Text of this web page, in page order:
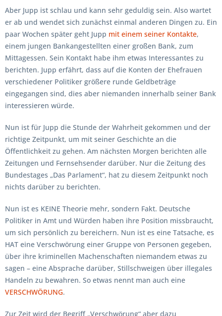
Aber Jupp ist schlau und kann sehr geduldig sein. Also wartet
er ab und wendet sich zunächst einmal anderen Dingen zu. Ein
paar Wochen später geht Jupp mit einem seiner Kontakte,
einem jungen Bankangestellten einer großen Bank, zum
Mittagessen. Sein Kontakt habe ihm etwas Interessantes zu
berichten. Jupp erfährt, dass auf die Konten der Ehefrauen
verschiedener Politiker größere runde Geldbeträge
eingegangen sind, dies aber niemanden innerhalb seiner Bank
interessieren würde.
Nun ist für Jupp die Stunde der Wahrheit gekommen und der
richtige Zeitpunkt, um mit seiner Geschichte an die
Öffentlichkeit zu gehen. Am nächsten Morgen berichten alle
Zeitungen und Fernsehsender darüber. Nur die Zeitung des
Bundestages „Das Parlament“, hat zu diesem Zeitpunkt noch
nichts darüber zu berichten.
Nun ist es KEINE Theorie mehr, sondern Fakt. Deutsche
Politiker in Amt und Würden haben ihre Position missbraucht,
um sich persönlich zu bereichern. Nun ist es eine Tatsache, es
HAT eine Verschwörung einer Gruppe von Personen gegeben,
über ihre kriminellen Machenschaften niemandem etwas zu
sagen – eine Absprache darüber, Stillschweigen über illegales
Handeln zu bewahren. So etwas nennt man auch eine
VERSCHWÖRUNG.
Zur Zeit wird der Begriff „Verschwörung“ aber dazu